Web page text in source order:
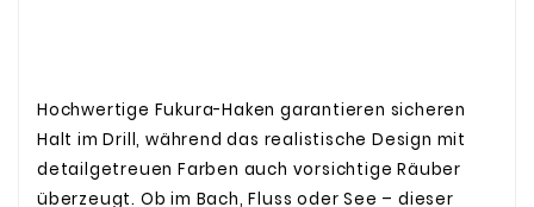
Hochwertige Fukura-Haken garantieren sicheren
Halt im Drill, während das realistische Design mit
detailgetreuen Farben auch vorsichtige Räuber
überzeugt. Ob im Bach, Fluss oder See – dieser